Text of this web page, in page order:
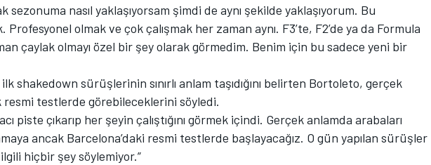
sezonuma nasıl yaklaşıyorsam şimdi de aynı şekilde yaklaşıyorum. Bu
Profesyonel olmak ve çok çalışmak her zaman aynı. F3’te, F2’de ya da Formula
çaylak olmayı özel bir şey olarak görmedim. Benim için bu sadece yeni bir
shakedown sürüşlerinin sınırlı anlam taşıdığını belirten Bortoleto, gerçek
resmi testlerde görebileceklerini söyledi.
piste çıkarıp her şeyin çalıştığını görmek içindi. Gerçek anlamda arabaları
ancak Barcelona’daki resmi testlerde başlayacağız. O gün yapılan sürüşler
hiçbir şey söylemiyor.”